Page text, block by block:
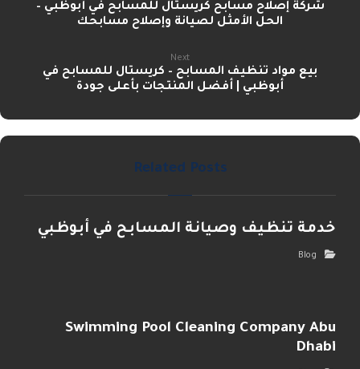
شركة إصلاح مسابح كريستال للمسابح في أبوظبي –
الحل الأمثل لصيانة وإصلاح مسابحك
Next
بيع مواد تنظيف المسابح – كريستال للمسابح في
أبوظبي | أفضل المنتجات بأعلى جودة
Related Posts
خدمة تنظيف وصيانة المسابح في أبوظبي
Blog
Swimming Pool Cleaning Company Abu
Dhabi